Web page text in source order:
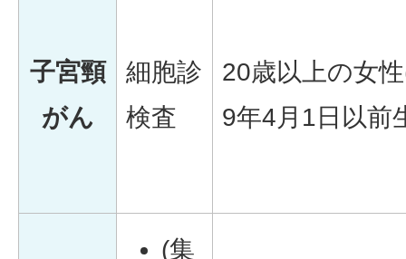
子宮頸
がん
細胞診
検査
20歳以上の女
9年4月1日以前
(集